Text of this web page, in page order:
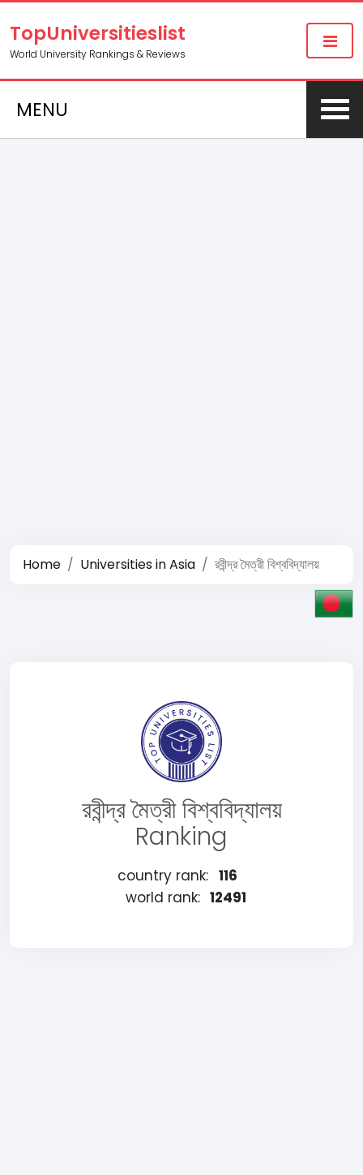
TopUniversitieslist
World University Rankings & Reviews
MENU
Home Universities in Asia রবীন্দ্র মৈত্রী বিশ্ববিদ্যালয়
রবীন্দ্র মৈত্রী বিশ্ববিদ্যালয়
Ranking
country rank: 116
world rank: 12491